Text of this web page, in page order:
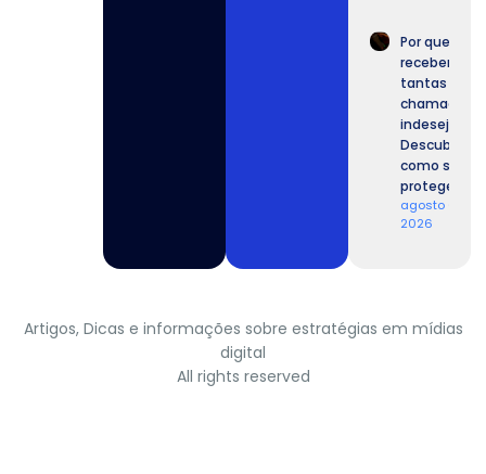
Por que
recebemos
tantas
chamadas
Descubra
como se
proteger.
agosto 6,
2026
Artigos, Dicas e informações sobre estratégias em mídias
digital
All rights reserved